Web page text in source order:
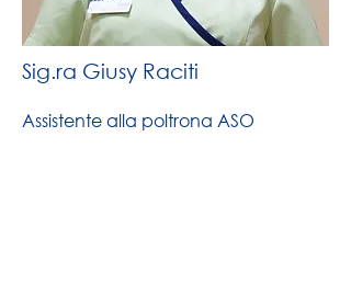
Sig.ra Giusy Raciti
Assistente alla poltrona ASO